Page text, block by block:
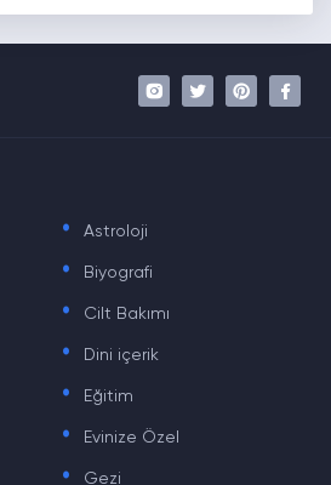
. Astroloji
. Biyografi
. Cilt Bakımı
. Dini içerik
. Eğitim
. Evinize Özel
. Gezi